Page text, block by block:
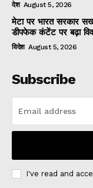
देश August 5, 2026
मेटा पर भारत सरकार
डीपफेक कंटेंट पर बढ़ा
विदेश August 5, 2026
Subscribe
I've read and